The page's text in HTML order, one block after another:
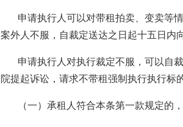
申请执行人可以对带租拍卖、变卖等
案外人不服，自裁定送达之日起十五日内
申请执行人对执行裁定不服，可以自
院提起诉讼，请求不带租强制执行执行标
（一）承租人符合本条第一款规定的